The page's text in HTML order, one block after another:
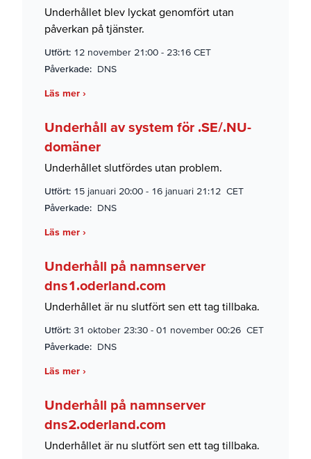
Underhållet blev lyckat genomfört utan
påverkan på tjänster.
Utfört: 12 november 21:00 - 23:16 CET
Påverkade: DNS
Läs mer ›
Underhåll av system för .SE/.NU-
domäner
Underhållet slutfördes utan problem.
Utfört: 15 januari 20:00 - 16 januari 21:12 CET
Påverkade: DNS
Läs mer ›
Underhåll på namnserver
dns1.oderland.com
Underhållet är nu slutfört sen ett tag tillbaka.
Utfört: 31 oktober 23:30 - 01 november 00:26 CET
Påverkade: DNS
Läs mer ›
Underhåll på namnserver
dns2.oderland.com
Underhållet är nu slutfört sen ett tag tillbaka.